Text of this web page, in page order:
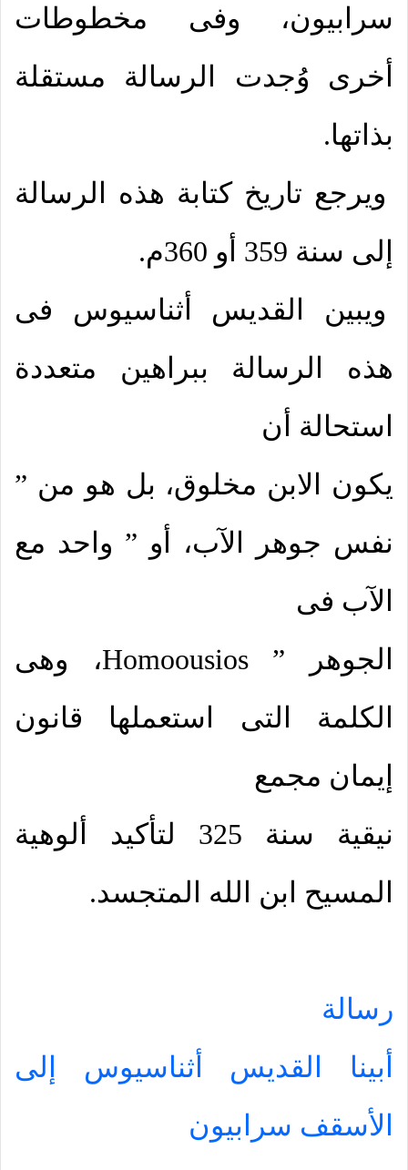
سرابيون، وفى مخطوطات
أخرى وُجدت الرسالة مستقلة
بذاتها.
ويرجع تاريخ كتابة هذه الرسالة
إلى سنة 359 أو 360م.
ويبين القديس أثناسيوس فى
هذه الرسالة ببراهين متعددة
استحالة أن
يكون الابن مخلوق، بل هو من ”
نفس جوهر الآب، أو ” واحد مع
الآب فى
الجوهر ”Homoousios، وهى
الكلمة التى استعملها قانون
إيمان مجمع
نيقية سنة 325 لتأكيد ألوهية
المسيح ابن الله المتجسد.
رسالة
أبينا القديس أثناسيوس إلى
الأسقف سرابيون